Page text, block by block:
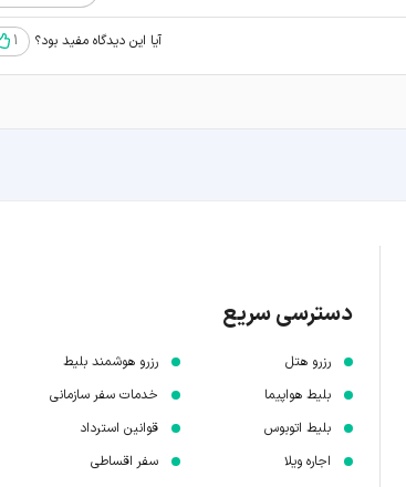
آیا این دیدگاه مفید بود؟ 1
دسترسی سریع
رزرو هتل
بلیط هواپیما
بلیط اتوبوس
اجاره ویلا
رزرو هوشمند بلیط
خدمات سفر سازمانی
قوانین استرداد
سفر اقساطی